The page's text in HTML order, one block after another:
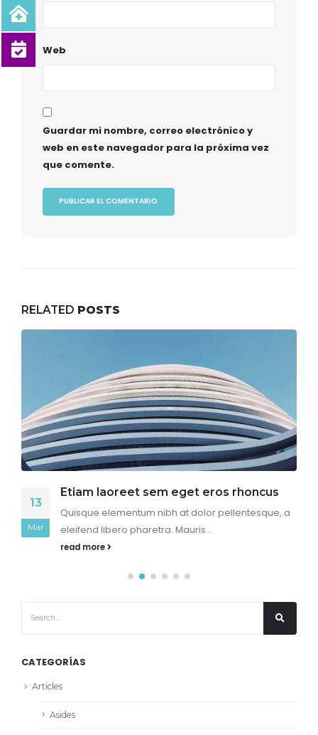
Web
Guardar mi nombre, correo electrónico y
web en este navegador para la próxima vez
que comente.
RELATED POSTS
13
Mar
Etiam laoreet sem eget eros rhoncus
Quisque elementum nibh at dolor pellentesque, a
eleifend libero pharetra. Mauris...
read more
CATEGORÍAS
Articles
Asides